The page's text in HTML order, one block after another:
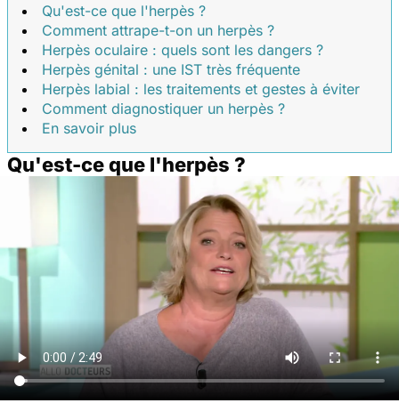
Qu'est-ce que l'herpès ?
Comment attrape-t-on un herpès ?
Herpès oculaire : quels sont les dangers ?
Herpès génital : une IST très fréquente
Herpès labial : les traitements et gestes à éviter
Comment diagnostiquer un herpès ?
En savoir plus
Qu'est-ce que l'herpès ?